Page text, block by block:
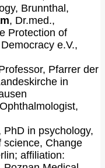
Brunnthal,
, Dr.med.,
Protection of
e.V.,
Pfarrer der
in
PhD in psychology,
science, Change
affiliation: